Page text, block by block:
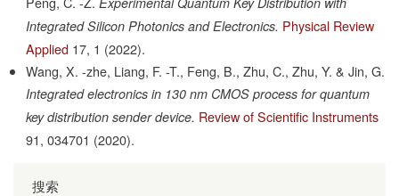
Integrated Silicon Photonics and Electronics. Physical Review
Applied 17, 1 (2022).
Wang, X. -zhe, Liang, F. -T., Feng, B., Zhu, C., Zhu, Y. & Jin, G.
Integrated electronics in 130 nm CMOS process for quantum
key distribution sender device. Review of Scientific Instruments
91, 034701 (2020).
搜索